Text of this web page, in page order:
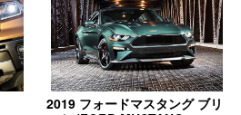
2019 フォードマスタング ブリ